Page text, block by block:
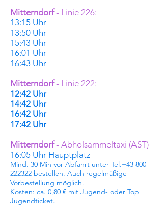
Mitterndorf- Linie 226:
13:15 Uhr
13:50 Uhr
15:43 Uhr
16:01 Uhr
16:43 Uhr
Mitterndorf- Linie 222:
12:42 Uhr
14:42 Uhr
16:42 Uhr
17:42 Uhr
Mitterndorf- Abholsammeltaxi (AST)
16:05 Uhr Hauptplatz
Mind. 30 Min vor Abfahrt unter Tel.+43 800
222322 bestellen. Auch regelmäßige
Vorbestellung möglich.
Kosten: ca. 0,80 € mit Jugend- oder Top
Jugendticket.